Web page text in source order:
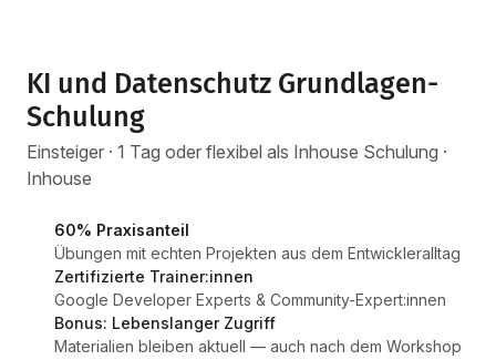
KI und Datenschutz Grundlagen-
Schulung
Einsteiger · 1 Tag oder flexibel als Inhouse Schulung ·
Inhouse
60% Praxisanteil
Übungen mit echten Projekten aus dem Entwickleralltag
Zertifizierte Trainer:innen
Google Developer Experts & Community-Expert:innen
Bonus: Lebenslanger Zugriff
Materialien bleiben aktuell — auch nach dem Workshop